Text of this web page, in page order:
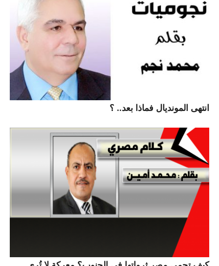
انتهى المونديال فماذا بعد.. ؟